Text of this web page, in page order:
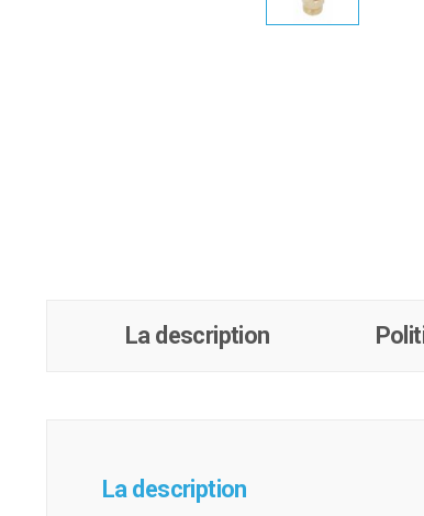
La description
La description